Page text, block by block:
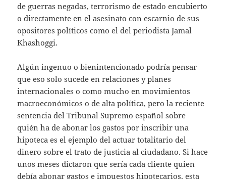
de guerras negadas, terrorismo de estado encubierto
o directamente en el asesinato con escarnio de sus
opositores políticos como el del periodista Jamal
Khashoggi.
Algún ingenuo o bienintencionado podría pensar
que eso solo sucede en relaciones y planes
internacionales o como mucho en movimientos
macroeconómicos o de alta política, pero la reciente
sentencia del Tribunal Supremo español sobre
quién ha de abonar los gastos por inscribir una
hipoteca es el ejemplo del actuar totalitario del
dinero sobre el trato de justicia al ciudadano. Si hace
unos meses dictaron que sería cada cliente quien
debía abonar gastos e impuestos hipotecarios, esta